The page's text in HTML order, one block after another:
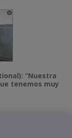
“Nuestra
tenemos muy